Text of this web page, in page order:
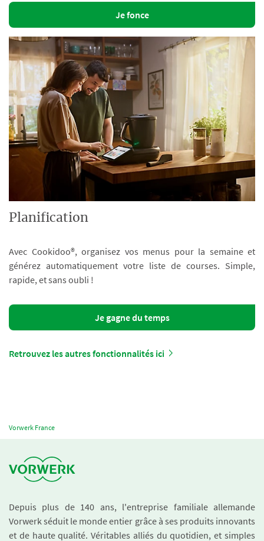
Je fonce
Planification
Avec Cookidoo®, organisez vos menus pour la semaine et
générez automatiquement votre liste de courses. Simple,
rapide, et sans oubli !
Je gagne du temps
Retrouvez les autres fonctionnalités ici
Vorwerk France
Depuis plus de 140 ans, l'entreprise familiale allemande
Vorwerk séduit le monde entier grâce à ses produits innovants
et de haute qualité. Véritables alliés du quotidien, et simples